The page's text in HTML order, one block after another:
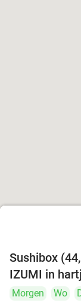
Sushibox
IZUMI in
Morgen Wo